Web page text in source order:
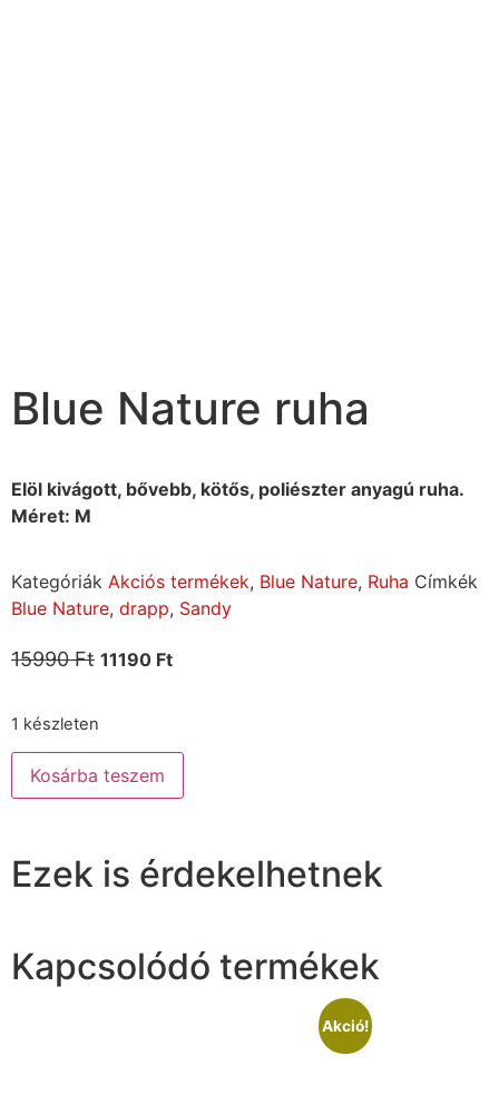
Blue Nature ruha
Elöl kivágott, bővebb, kötős, poliészter anyagú ruha.
Méret: M
Kategóriák Akciós termékek, Blue Nature, Ruha Címkék
Blue Nature, drapp, Sandy
15990Ft 11190 Ft
1 készleten
Kosárba teszem
Ezek is érdekelhetnek
Kapcsolódó termékek
Akció!